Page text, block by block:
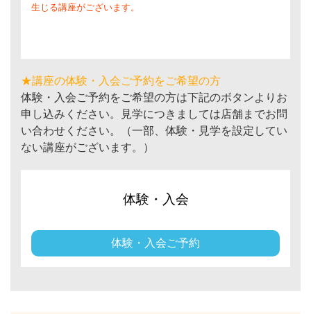
生じる講座がございます。
★講座の体験・入会ご予約をご希望の方
体験・入会ご予約をご希望の方は下記のボタンよりお
申し込みください。見学につきましては店舗までお問
い合わせください。（一部、体験・見学を設定してい
ない講座がございます。）
体験・入会
体験・入会ご予約